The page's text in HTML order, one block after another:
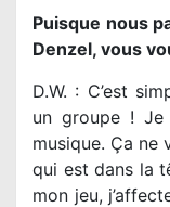
Puisque nous
Denzel, vous
D.W. : C’est
un groupe !
musique. Ça ne
qui est dans la
mon jeu,